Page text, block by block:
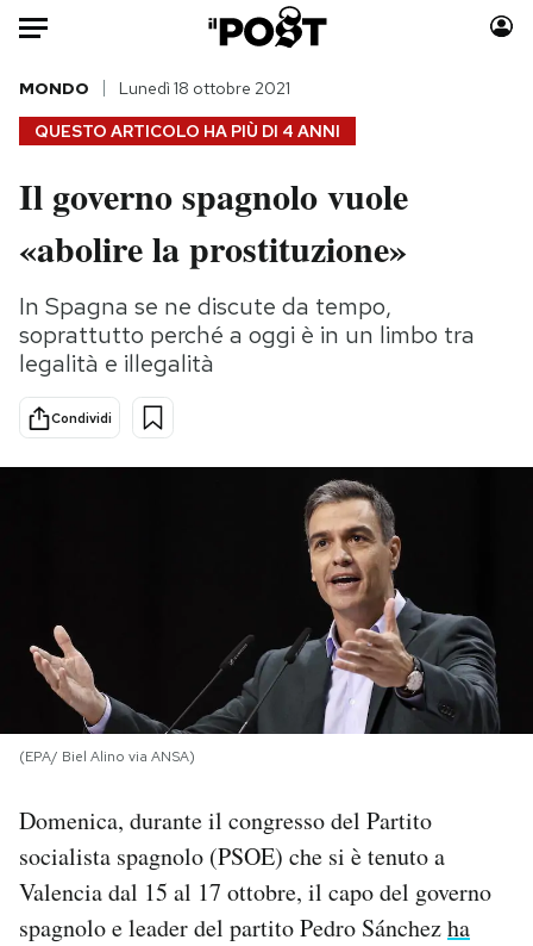
Auto
HOME
Italia
Politica
Tecnologia
Internet
Scienza
Cultura
Economia
Moda
Consumismi
Storie/Idee
Ok Boomer!
Mondiali calcio 2026
NEWSLETTER
I MIEI PREFERITI
SHOP
CALENDARIO
QUESTO ARTICOLO HA PIÙ DI 4 ANNI
MONDO Lunedì 18 ottobre 2021
Il governo spagnolo vuole
«abolire la prostituzione»
In Spagna se ne discute da tempo,
soprattutto perché a oggi è in un limbo tra
legalità e illegalità
Condividi
(EPA/ Biel Alino via ANSA)
Domenica, durante il congresso del Partito
socialista spagnolo (PSOE) che si è tenuto a
Valencia dal 15 al 17 ottobre, il capo del governo
spagnolo e leader del partito Pedro Sánchezha